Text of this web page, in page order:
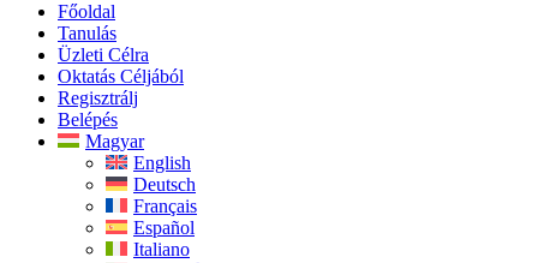
Főoldal
Tanulás
Üzleti Célra
Oktatás Céljából
Regisztrálj
Belépés
Magyar
English
Deutsch
Français
Español
Italiano